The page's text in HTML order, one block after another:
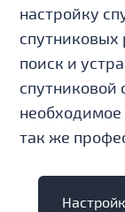
настройку
спутниковых
поиск и
спутниковой
необходимое
так же